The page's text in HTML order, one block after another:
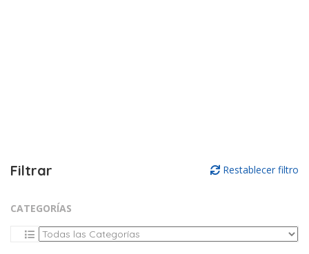
Filtrar Restablecer filtro
CATEGORÍAS